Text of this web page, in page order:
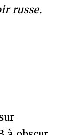
russe.